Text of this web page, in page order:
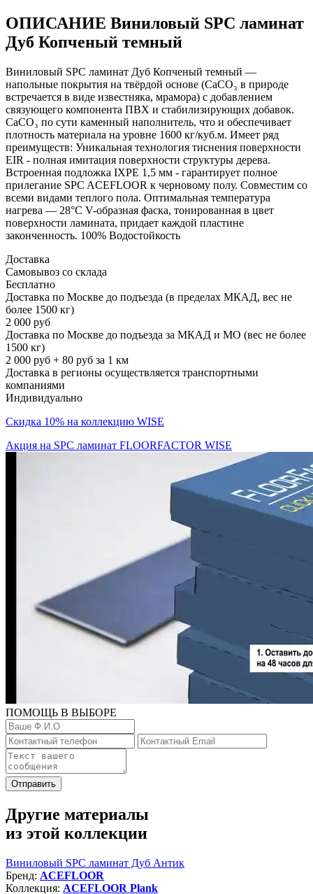
ОПИСАНИЕ Виниловый SPC ламинат
Дуб Копченый темный
Виниловый SPC ламинат Дуб Копченый темный —
напольные покрытия на твёрдой основе (CaCO₃ в природе
встречается в виде известняка, мрамора) с добавлением
связующего компонента ПВХ и стабилизирующих добавок.
CaCO₃ по сути каменный наполнитель, что и обеспечивает
плотность материала на уровне 1600 кг/куб.м. Имеет ряд
преимуществ: Уникальная технология тиснения поверхности
EIR - полная имитация поверхности структуры дерева.
Встроенная подложка IXPE 1,5 мм - гарантирует полное
прилегание SPC ACEFLOOR к черновому полу. Совместим со
всеми видами теплого пола. Оптимальная температура
нагрева — 28°С V-образная фаска, тонированная в цвет
поверхности ламината, придает каждой пластине
законченность. 100% Водостойкость
Доставка
Самовывоз со склада
Бесплатно
Доставка по Москве до подъезда (в пределах МКАД, вес не
более 1500 кг)
2 000 руб
Доставка по Москве до подъезда за МКАД и МО (вес не более
1500 кг)
2 000 руб + 80 руб за 1 км
Доставка в регионы осуществляется транспортными
компаниями
Индивидуально
Скидка 10% на коллекцию WISE
Акция на SPC ламинат FLOORFACTOR WISE
ПОМОЩЬ В ВЫБОРЕ
Отправить
Другие материалы
из этой коллекции
Виниловый SPC ламинат Дуб Антик
Бренд: ACEFLOOR
Коллекция: ACEFLOOR Plank